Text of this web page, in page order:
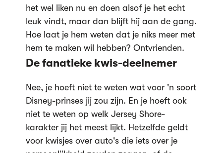
het wel liken nu en doen alsof je het echt
leuk vindt, maar dan blijft hij aan de gang.
Hoe laat je hem weten dat je niks meer met
hem te maken wil hebben? Ontvrienden.
De fanatieke kwis-deelnemer
Nee, je hoeft niet te weten wat voor 'n soort
Disney-prinses jij zou zijn. En je hoeft ook
niet te weten op welk Jersey Shore-
karakter jij het meest lijkt. Hetzelfde geldt
voor kwisjes over auto's die iets over je